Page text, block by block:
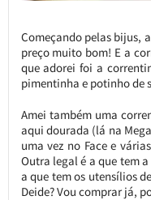
Começando pelas bijus,
preço muito bom! E a
que adorei foi a
pimentinha e potinho de
Amei também uma
aqui dourada (lá na
uma vez no Face e
Outra legal é a que tem
a que tem os utensílios
Deide? Vou comprar já,